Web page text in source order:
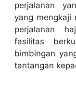
perjalanan
yang mengkaji
perjalanan
fasilitas
bimbingan
tantangan